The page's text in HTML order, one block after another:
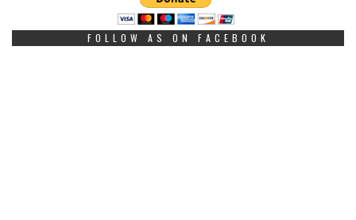
FOLLOW AS ON FACEBOOK